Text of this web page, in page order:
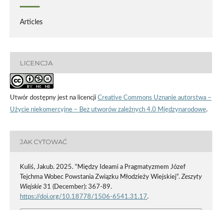
Articles
LICENCJA
Utwór dostępny jest na licencji Creative Commons Uznanie autorstwa –
Użycie niekomercyjne – Bez utworów zależnych 4.0 Międzynarodowe.
JAK CYTOWAĆ
Kuliś, Jakub. 2025. “Między Ideami a Pragmatyzmem Józef
Tejchma Wobec Powstania Związku Młodzieży Wiejskiej”. Zeszyty
Wiejskie31 (December): 367-89.
https://doi.org/10.18778/1506-6541.31.17.